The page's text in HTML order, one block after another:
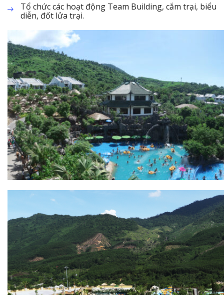
Tổ chức các hoạt động Team Building, cắm trại, biểu
diễn, đốt lửa trại.